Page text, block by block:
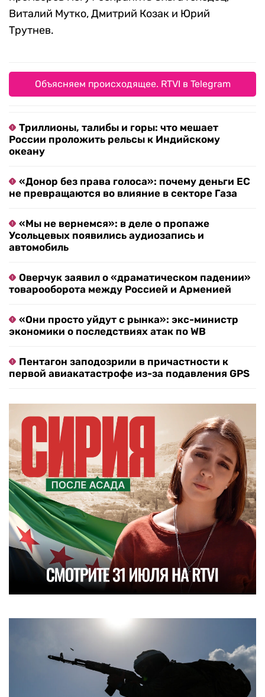
Виталий Мутко, Дмитрий Козак и Юрий
Трутнев.
Объясняем происходящее. RTVI в Telegram
Триллионы, талибы и горы: что мешает
России проложить рельсы к Индийскому
океану
«Донор без права голоса»: почему деньги ЕС
не превращаются во влияние в секторе Газа
«Мы не вернемся»: в деле о пропаже
Усольцевых появились аудиозапись и
автомобиль
Оверчук заявил о «драматическом падении»
товарооборота между Россией и Арменией
«Они просто уйдут с рынка»: экс-министр
экономики о последствиях атак по WB
Пентагон заподозрили в причастности к
первой авиакатастрофе из-за подавления GPS